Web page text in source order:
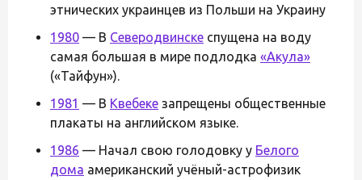
этнических украинцев из Польши на Украину
1980 — В Северодвинске спущена на воду
самая большая в мире подлодка «Акула»
(«Тайфун»).
1981 — В Квебеке запрещены общественные
плакаты на английском языке.
1986 — Начал свою голодовку у Белого
дома американский учёный-астрофизик